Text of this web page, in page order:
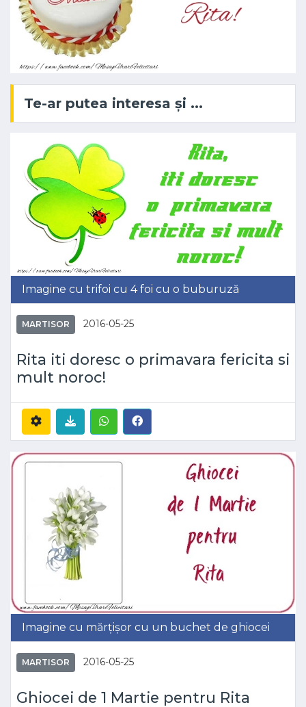
Te-ar putea interesa și ...
Imagine cu trifoi cu 4 foi cu o buburuză
MARTISOR 2016-05-25
Rita iti doresc o primavara fericita si
mult noroc!
Imagine cu mărțișor cu un buchet de ghiocei
MARTISOR 2016-05-25
Ghiocei de 1 Martie pentru Rita